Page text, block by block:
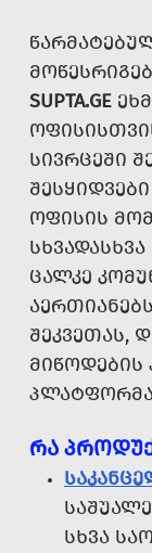
SUPTA.GE
ᲡᲘᲕᲠᲪᲔᲨᲘ
ᲝᲤᲘᲡᲘᲡ
ᲪᲐᲚᲙᲔ
ᲨᲔᲙᲕᲔᲗᲐᲡ,
ᲠᲐ
ᲡᲮᲕᲐ